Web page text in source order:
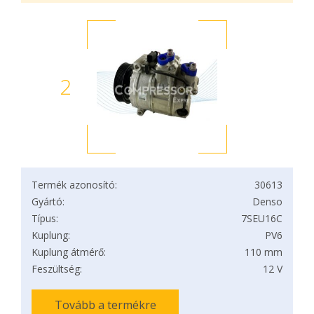
2
Termék azonosító:
30613
Gyártó:
Denso
Típus:
7SEU16C
Kuplung:
PV6
Kuplung átmérő:
110 mm
Feszültség:
12 V
Tovább a termékre